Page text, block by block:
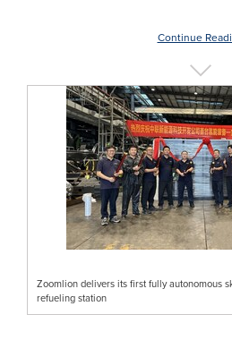
Continue
Zoomlion delivers its first fully autonomous
refueling station